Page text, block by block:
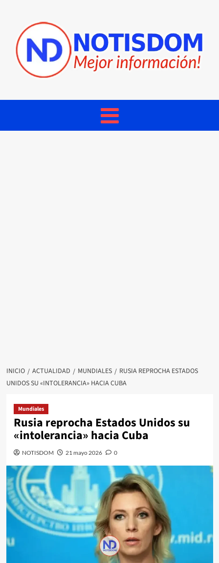
INICIO ACTUALIDAD MUNDIALES
RUSIA REPROCHA ESTADOS
UNIDOS SU «INTOLERANCIA» HACIA CUBA
Mundiales
Rusia reprocha Estados Unidos su
«intolerancia» hacia Cuba
NOTISDOM 21 mayo 2026 0